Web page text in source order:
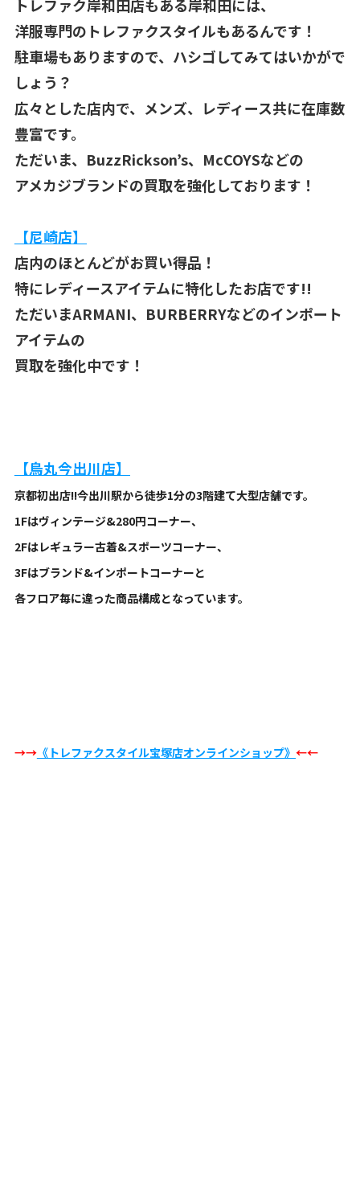
トレファク岸和田店もある岸和田には、
洋服専門のトレファクスタイルもあるんです！
駐車場もありますので、ハシゴしてみてはいかがで
しょう？
広々とした店内で、メンズ、レディース共に在庫数
豊富です。
ただいま、BuzzRickson’s、McCOYSなどの
アメカジブランドの買取を強化しております！
【尼崎店】
店内のほとんどがお買い得品！
特にレディースアイテムに特化したお店です!!
ただいまARMANI、BURBERRYなどのインポート
アイテムの
買取を強化中です！
【烏丸今出川店】
京都初出店!!今出川駅から徒歩1分の3階建て大型店舗です。
1Fはヴィンテージ&280円コーナー、
2Fはレギュラー古着&スポーツコーナー、
3Fはブランド&インポートコーナーと
各フロア毎に違った商品構成となっています。
→→《トレファクスタイル宝塚店オンラインショップ》 ←←